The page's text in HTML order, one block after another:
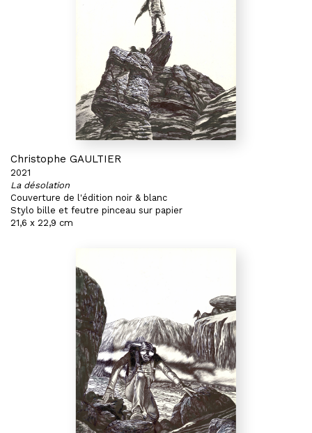
Christophe GAULTIER
2021
La désolation
Couverture de l'édition noir & blanc
Stylo bille et feutre pinceau sur papier
21,6 x 22,9 cm